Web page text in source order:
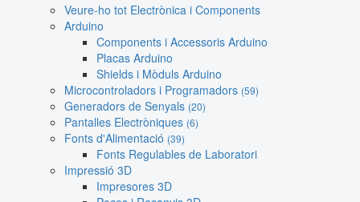
Veure-ho tot Electrònica i Components
Arduino
Components i Accessoris Arduino
Placas Arduino
Shields i Mòduls Arduino
Microcontroladors i Programadors (59)
Generadors de Senyals (20)
Pantalles Electròniques (6)
Fonts d'Alimentació (39)
Fonts Regulables de Laboratori
Impressió 3D
Impresores 3D